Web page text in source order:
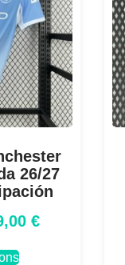
26/27
€